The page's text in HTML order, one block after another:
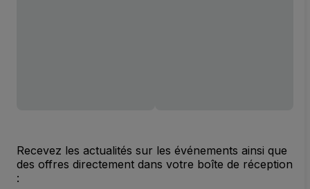
Recevez les actualités sur les événements ainsi que
des offres directement dans votre boîte de réception
: